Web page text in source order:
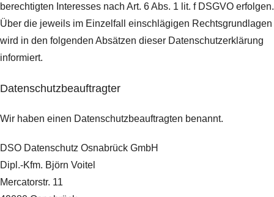
berechtigten Interesses nach Art. 6 Abs. 1 lit. f DSGVO erfolgen.
Über die jeweils im Einzelfall einschlägigen Rechtsgrundlagen
wird in den folgenden Absätzen dieser Datenschutzerklärung
informiert.
Datenschutz­beauftragter
Wir haben einen Datenschutzbeauftragten benannt.
DSO Datenschutz Osnabrück GmbH
Dipl.-Kfm. Björn Voitel
Mercatorstr. 11